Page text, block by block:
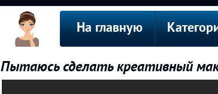
На главную
Пытаюсь сделать креативный